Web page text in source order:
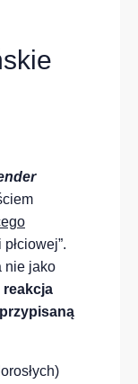
nie jako
reakcja